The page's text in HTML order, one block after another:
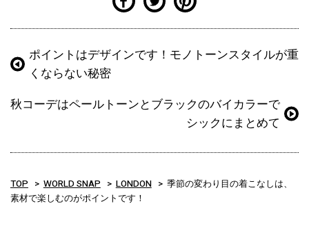
ポイントはデザインです！モノトーンスタイルが重
くならない秘密
秋コーデはペールトーンとブラックのバイカラーで
シックにまとめて
TOP WORLD SNAP LONDON
季節の変わり目の着こなしは、
素材で楽しむのがポイントです！